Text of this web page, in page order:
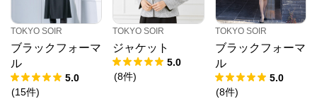
TOKYO SOIR
ブラックフォーマ
ル
5.0
(15件)
TOKYO SOIR
ジャケット
5.0
(8件)
TOKYO SOIR
ブラックフォーマ
ル
5.0
(8件)